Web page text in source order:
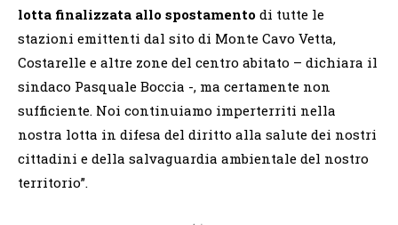
lotta finalizzata allo spostamento di tutte le
stazioni emittenti dal sito di Monte Cavo Vetta,
Costarelle e altre zone del centro abitato – dichiara il
sindaco Pasquale Boccia -, ma certamente non
sufficiente. Noi continuiamo imperterriti nella
nostra lotta in difesa del diritto alla salute dei nostri
cittadini e della salvaguardia ambientale del nostro
territorio”.